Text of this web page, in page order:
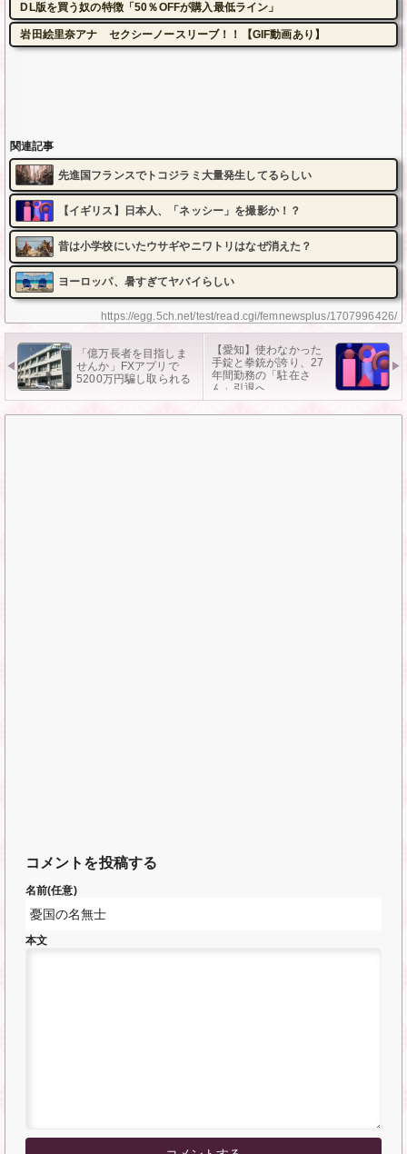
https://egg.5ch.net/test/read.cgi/femnewsplus/1707996426/
DL版を買う奴の特徴「50％OFFが購入最低ライン」
岩田絵里奈アナ セクシーノースリーブ！！【GIF動画あり】
関連記事
先進国フランスでトコジラミ大量発生してるらしい
【イギリス】日本人、「ネッシー」を撮影か！？
昔は小学校にいたウサギやニワトリはなぜ消えた？
ヨーロッパ、暑すぎてヤバイらしい
「億万長者を目指しま
せんか」FXアプリで
5200万円騙し取られる
【愛知】使わなかった
手錠と拳銃が誇り、27
年間勤務の「駐在さ
ん」引退へ
コメントを投稿する
名前(任意)
本文